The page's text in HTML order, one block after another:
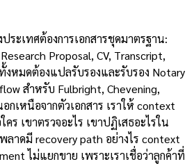
ะเทศต้องการเอกสารชุดมาตรฐาน:
Proposal, CV, Transcript,
หมดต้องแปลรับรองและรับรอง Notary
สำหรับ Fulbright, Chevening,
กเหนือจากตัวเอกสาร เราให้ context
ร เขาตรวจอะไร เขาปฏิเสธอะไรใน
าดมี recovery path อย่างไร context
ไม่แยกขาย เพราะเราเชื่อว่าลูกค้าที่